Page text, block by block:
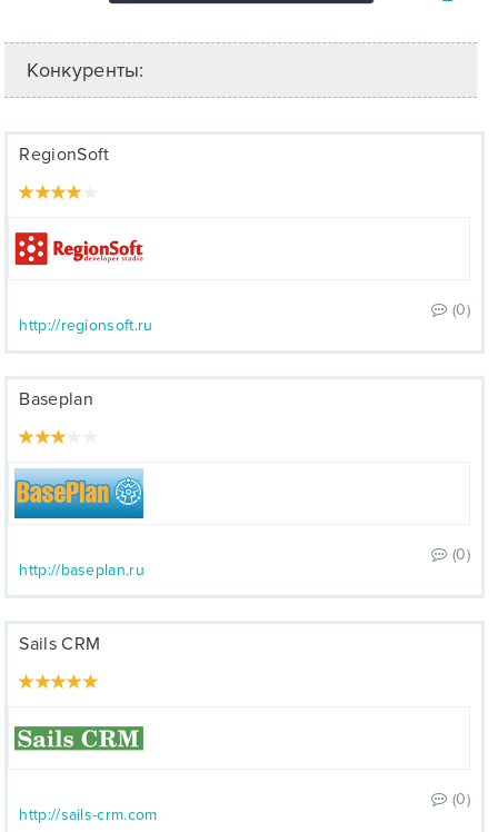
Конкуренты:
RegionSoft
(0)
http://regionsoft.ru
Baseplan
(0)
http://baseplan.ru
Sails CRM
(0)
http://sails-crm.com